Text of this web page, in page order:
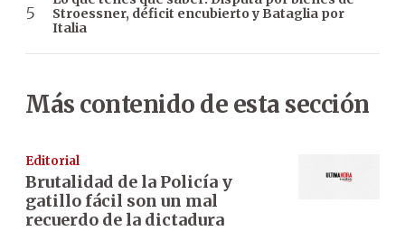
Stroessner, déficit encubierto y Bataglia por
Italia
Más contenido de esta sección
Editorial
Brutalidad de la Policía y
gatillo fácil son un mal
recuerdo de la dictadura